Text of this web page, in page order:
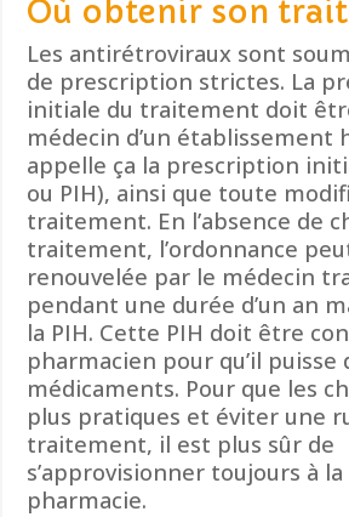
Où obtenir son
Les antirétroviraux sont
de prescription strictes. La
initiale du traitement doit
médecin d’un établissement
appelle ça la prescription
ou PIH), ainsi que toute
traitement. En l’absence de
traitement, l’ordonnance
renouvelée par le médecin
pendant une durée d’un an
la PIH. Cette PIH doit être
pharmacien pour qu’il puisse
médicaments. Pour que les
plus pratiques et éviter une
traitement, il est plus sûr de
s’approvisionner toujours à
pharmacie.